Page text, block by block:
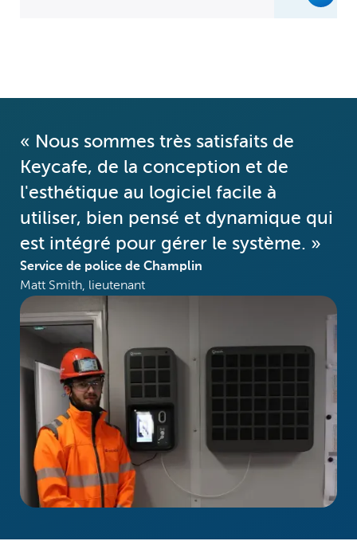
« Nous sommes très satisfaits de
Keycafe, de la conception et de
l'esthétique au logiciel facile à
utiliser, bien pensé et dynamique qui
est intégré pour gérer le système. »
Service de police de Champlin
Matt Smith, lieutenant